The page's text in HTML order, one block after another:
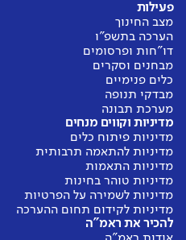
פעילות
מצב החינוך
הערכה בתשפ"ו
דו"חות ופרסומים
מבחנים וסקרים
כלים פנימיים
מבדקי תנופה
מערכת תבונה
מדיניות וקווים מנחים
מדיניות פיתוח כלים
מדיניות להתאמה תרבותית
מדיניות התאמות
מדיניות טוהר בחינות
מדיניות לשמירה על הפרטיות
מדיניות לקידום תחום ההערכה
להכיר את ראמ"ה